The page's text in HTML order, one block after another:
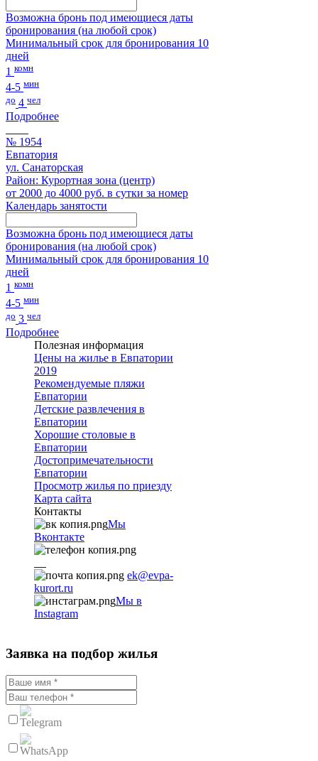
Возможна бронь под имеющиеся даты
бронирования (на любой срок)
Минимальный срок для бронирования 10
дней
1 комн
4-5 мин
до 4 чел
Подробнее
№ 1954
Евпатория
ул. Санаторская
Район: Курортная зона (центр)
от 2000 до 4000 руб. в сутки за номер
Календарь занятости
Возможна бронь под имеющиеся даты
бронирования (на любой срок)
Минимальный срок для бронирования 10
дней
1 комн
4-5 мин
до 3 чел
Подробнее
Полезная информация
Цены на жилье в Евпатории
2019
Рекомендуемые пляжи
Евпатории
Детские развлечения в
Евпатории
Хорошие столовые в
Евпатории
Достопримечательности
Евпатории
Просмотр жилья по приезду
Карта сайта
Контакты
Мы
Вконтакте
ek@evpa-
kurort.ru
Мы в
Instagram
Заявка на подбор жилья